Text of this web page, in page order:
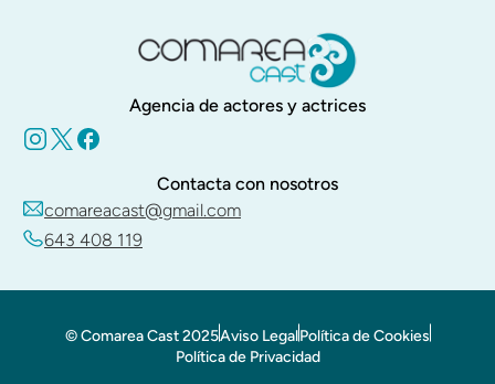
Agencia de actores y actrices
Contacta con nosotros
comareacast@gmail.com
643 408 119
© Comarea Cast 2025Aviso LegalPolítica de Cookies
Política de Privacidad